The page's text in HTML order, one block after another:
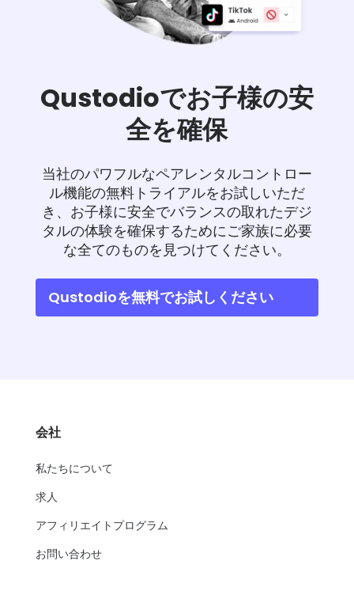
Qustodioでお子様の安
全を確保
当社のパワフルなペアレンタルコントロー
ル機能の無料トライアルをお試しいただ
き、お子様に安全でバランスの取れたデジ
タルの体験を確保するためにご家族に必要
な全てのものを見つけてください。
Qustodioを無料でお試しください
会社
私たちについて
求人
アフィリエイトプログラム
お問い合わせ